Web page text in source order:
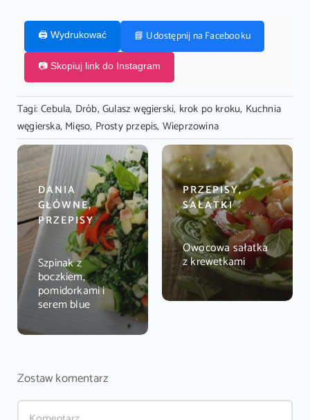
🖨️ Wydrukować 📘 Udostępnij na Facebooku
📷 Skopiuj link do Instagram
Tagi:Cebula, Drób,Gulasz węgierski, krok po kroku, Kuchnia
węgierska, Mięso, Prosty przepis, Wieprzowina
DANIA
GŁÓWNE,
PRZEPISY
Szpinak z
boczkiem,
pomidorkami i
serem blue
PRZEPISY,
SAŁATKI
Owocowa sałatka
z krewetkami
Zostaw komentarz
Comment